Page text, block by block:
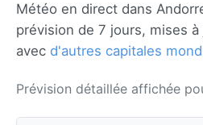
Météo en direct dans
prévision de 7 jours, mises
avec d'autres capitales
Prévision détaillée affichée